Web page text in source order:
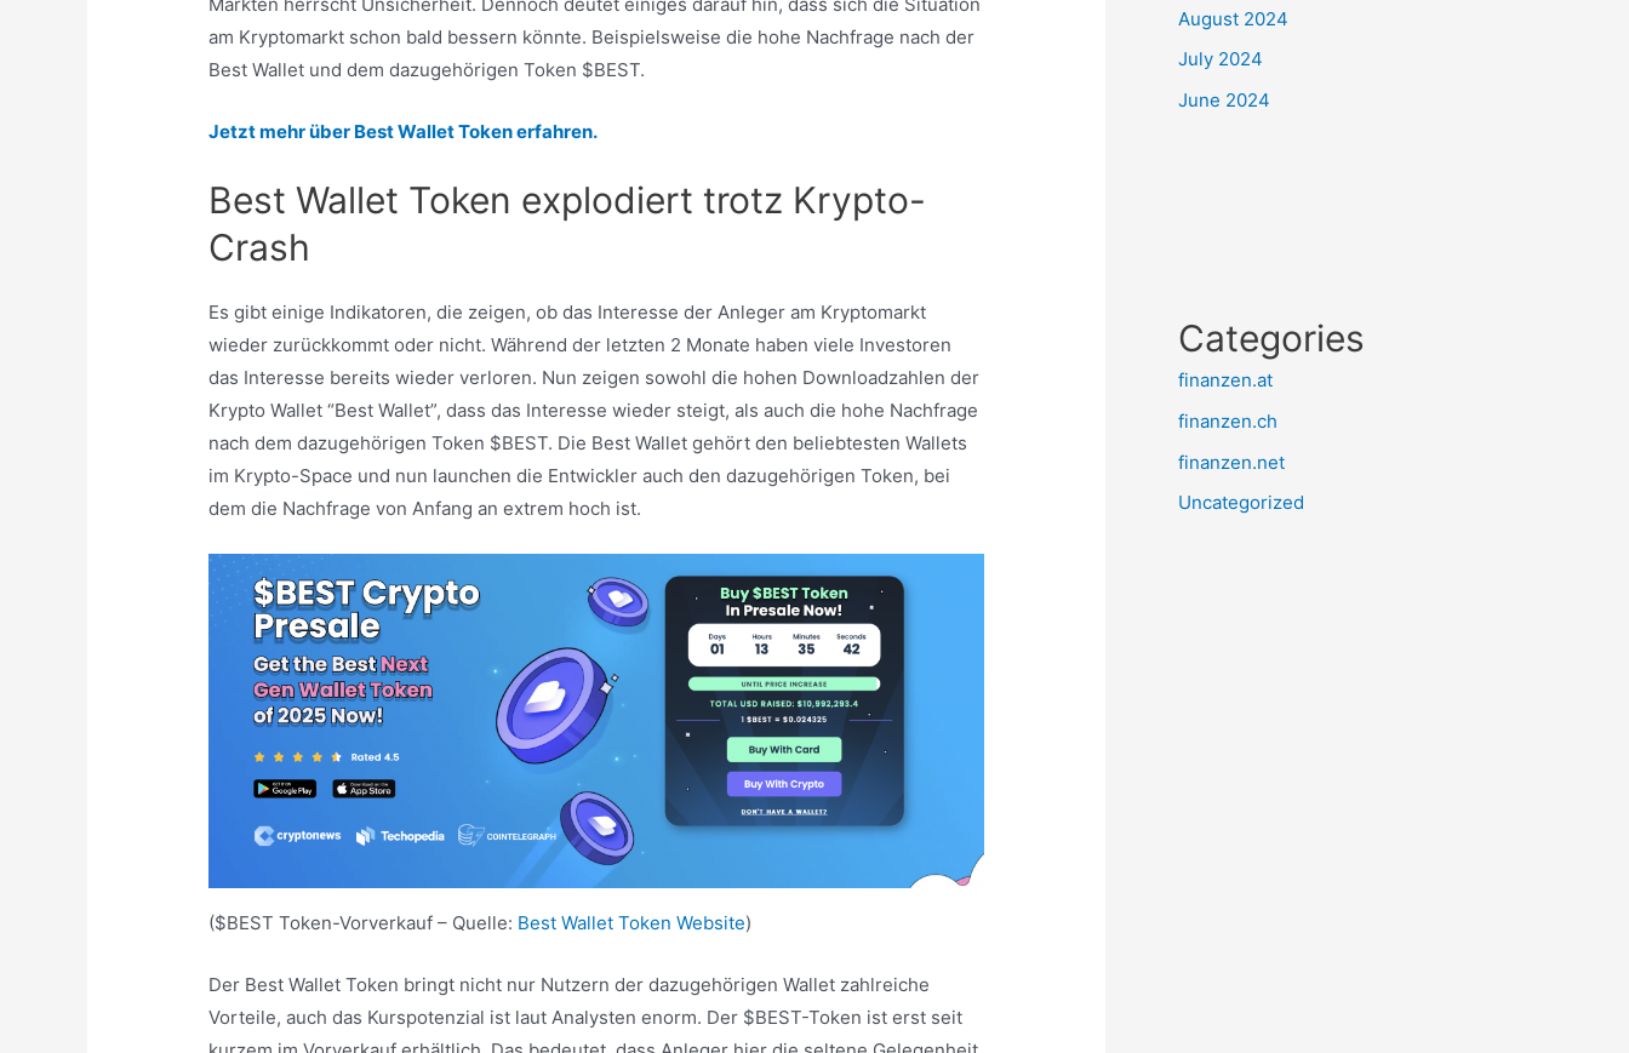
Märkten herrscht Unsicherheit. Dennoch deutet einiges darauf hin, dass sich die Situation
am Kryptomarkt schon bald bessern könnte. Beispielsweise die hohe Nachfrage nach der
Best Wallet und dem dazugehörigen Token $BEST.
Jetzt mehr über Best Wallet Token erfahren.
Best Wallet Token explodiert trotz Krypto-
Crash
Es gibt einige Indikatoren, die zeigen, ob das Interesse der Anleger am Kryptomarkt
wieder zurückkommt oder nicht. Während der letzten 2 Monate haben viele Investoren
das Interesse bereits wieder verloren. Nun zeigen sowohl die hohen Downloadzahlen der
Krypto Wallet “Best Wallet”, dass das Interesse wieder steigt, als auch die hohe Nachfrage
nach dem dazugehörigen Token $BEST. Die Best Wallet gehört den beliebtesten Wallets
im Krypto-Space und nun launchen die Entwickler auch den dazugehörigen Token, bei
dem die Nachfrage von Anfang an extrem hoch ist.
($BEST Token-Vorverkauf – Quelle: Best Wallet Token Website)
Der Best Wallet Token bringt nicht nur Nutzern der dazugehörigen Wallet zahlreiche
Vorteile, auch das Kurspotenzial ist laut Analysten enorm. Der $BEST-Token ist erst seit
August 2024
July 2024
June 2024
Categories
finanzen.at
finanzen.ch
finanzen.net
Uncategorized